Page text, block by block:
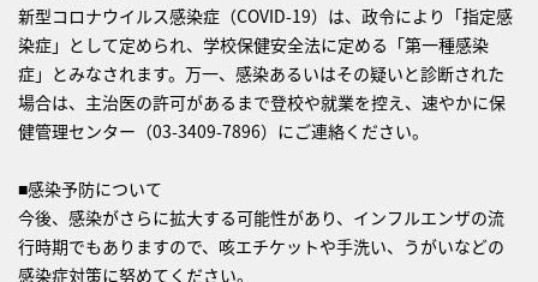
新型コロナウイルス感染症（COVID-19）は、政令により「指定感
染症」として定められ、学校保健安全法に定める「第一種感染
症」とみなされます。万一、感染あるいはその疑いと診断された
場合は、主治医の許可があるまで登校や就業を控え、速やかに保
健管理センター（03-3409-7896）にご連絡ください。
■感染予防について
今後、感染がさらに拡大する可能性があり、インフルエンザの流
行時期でもありますので、咳エチケットや手洗い、うがいなどの
感染症対策に努めてください。